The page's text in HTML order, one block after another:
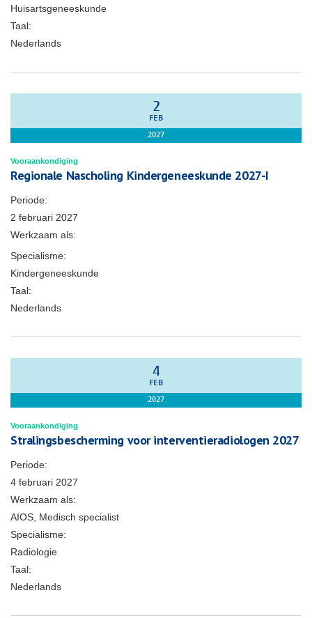
Huisartsgeneeskunde
Taal:
Nederlands
2
FEB
2027
Vooraankondiging
Regionale Nascholing Kindergeneeskunde 2027-I
Periode:
2 februari 2027
Werkzaam als:
Specialisme:
Kindergeneeskunde
Taal:
Nederlands
4
FEB
2027
Vooraankondiging
Stralingsbescherming voor interventieradiologen 2027
Periode:
4 februari 2027
Werkzaam als:
AIOS, Medisch specialist
Specialisme:
Radiologie
Taal:
Nederlands